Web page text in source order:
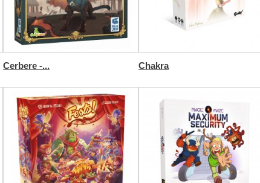
Cerbere -... Chakra